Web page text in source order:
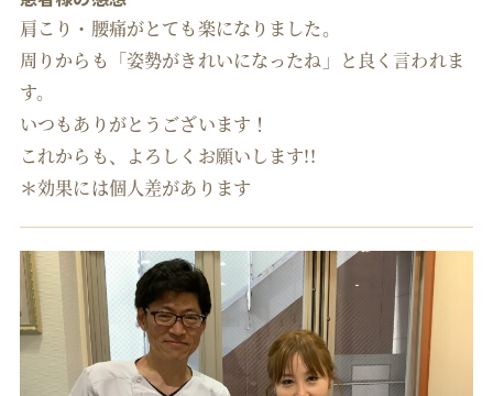
肩こり・腰痛がとても楽になりました。
周りからも「姿勢がきれいになったね」と良く言われま
す。
いつもありがとうございます！
これからも、よろしくお願いします!!
＊効果には個人差があります